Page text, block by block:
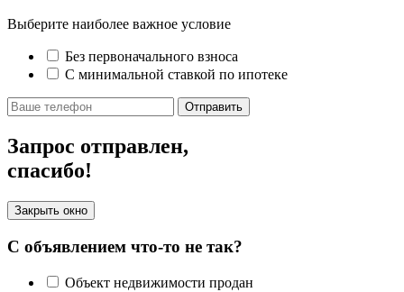
Выберите наиболее важное условие
Без первоначального взноса
С минимальной ставкой по ипотеке
Отправить
Запрос отправлен,
спасибо!
Закрыть окно
С объявлением что-то не так?
Объект недвижимости продан